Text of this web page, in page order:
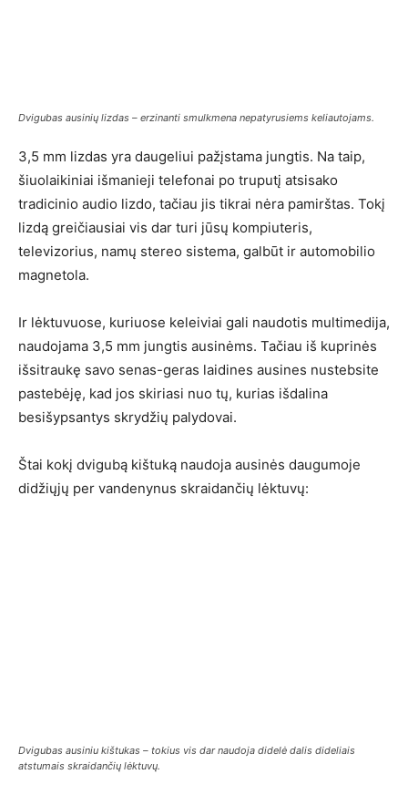
Dvigubas ausinių lizdas – erzinanti smulkmena nepatyrusiems keliautojams.
3,5 mm lizdas yra daugeliui pažįstama jungtis. Na taip,
šiuolaikiniai išmanieji telefonai po truputį atsisako
tradicinio audio lizdo, tačiau jis tikrai nėra pamirštas. Tokį
lizdą greičiausiai vis dar turi jūsų kompiuteris,
televizorius, namų stereo sistema, galbūt ir automobilio
magnetola.
Ir lėktuvuose, kuriuose keleiviai gali naudotis multimedija,
naudojama 3,5 mm jungtis ausinėms. Tačiau iš kuprinės
išsitraukę savo senas-geras laidines ausines nustebsite
pastebėję, kad jos skiriasi nuo tų, kurias išdalina
besišypsantys skrydžių palydovai.
Štai kokį dvigubą kištuką naudoja ausinės daugumoje
didžiųjų per vandenynus skraidančių lėktuvų:
Dvigubas ausiniu kištukas – tokius vis dar naudoja didelė dalis dideliais
atstumais skraidančių lėktuvų.